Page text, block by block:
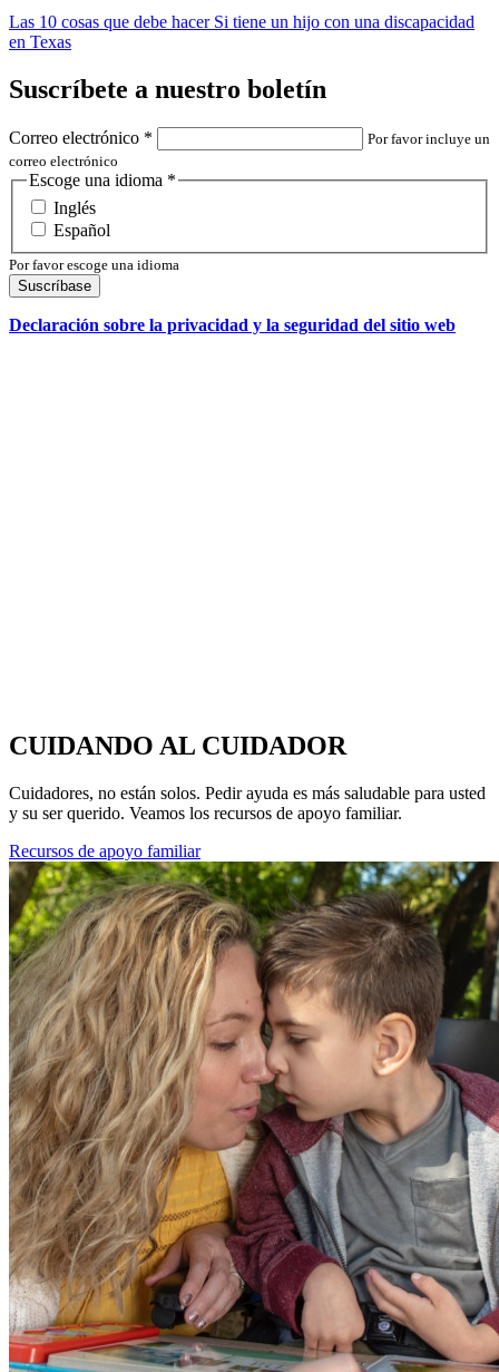
Las 10 cosas que debe hacer Si tiene un hijo con una discapacidad
en Texas
Suscríbete a nuestro boletín
Correo electrónico *
Por favor incluye un
correo electrónico
Escoge una idioma *
Inglés
Español
Por favor escoge una idioma
Suscríbase
Declaración sobre la privacidad y la seguridad del sitio web
CUIDANDO AL CUIDADOR
Cuidadores, no están solos. Pedir ayuda es más saludable para usted
y su ser querido. Veamos los recursos de apoyo familiar.
Recursos de apoyo familiar